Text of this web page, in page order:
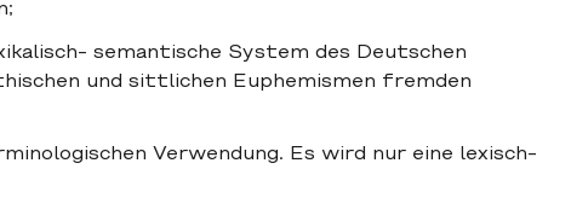
semantische System des Deutschen
und sittlichen Euphemismen fremden
Verwendung. Es wird nur eine lexisch-